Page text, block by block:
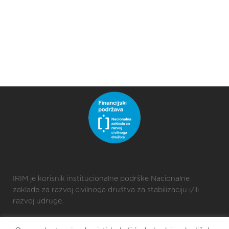
IRIM je korisnik institucionalne podrške Nacionalne
zaklade za razvoj civilnoga društva za stabilizaciju i/ili
razvoj udruge.